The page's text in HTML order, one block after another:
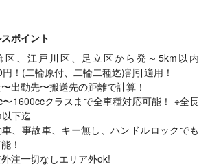
ポイント
、江戸川区、足立区から発～5km以内
！(二輪原付、二輪二種迄)割引適用！
出動先〜搬送先の距離で計算！
1600ccクラスまで全車種対応可能！ ※全長
下迄
、事故車、キー無し、ハンドルロックでも
！
注一切なしエリア外ok!